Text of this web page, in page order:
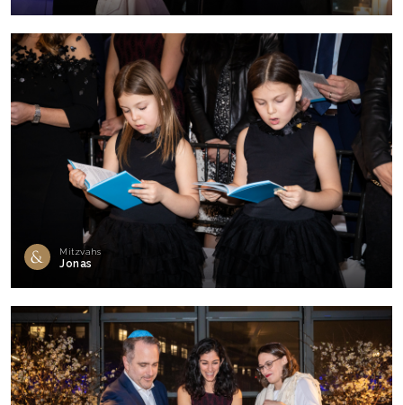
Mitzvahs
Jonas